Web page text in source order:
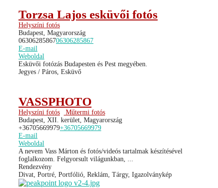
Torzsa Lajos esküvői fotós
Helyszíni fotós
Budapest, Magyarország
0630628586706306285867
E-mail
Weboldal
Esküvői fotózás Budapesten és Pest megyében.
Jegyes / Páros, Esküvő
VASSPHOTO
Helyszíni fotós
Műtermi fotós
Budapest, XII. kerület, Magyarország
+36705669979+36705669979
E-mail
Weboldal
A nevem Vass Márton és fotós/videós tartalmak készítésével
foglalkozom. Felgyorsult világunkban, ...
Rendezvény
Divat, Portré, Portfólió, Reklám, Tárgy, Igazolványkép